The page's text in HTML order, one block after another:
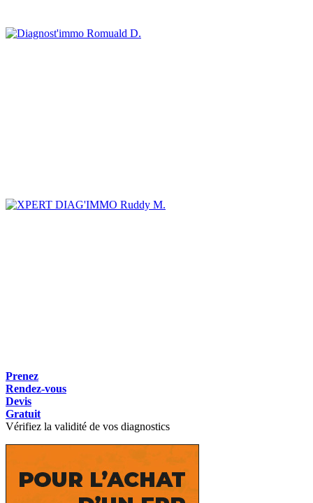
Romuald D.
Ruddy M.
Prenez
Rendez-vous
Devis
Gratuit
Vérifiez la validité de vos diagnostics